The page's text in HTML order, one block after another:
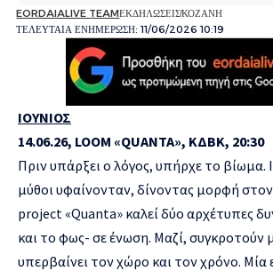
ΤΕΛΕΥΤΑΙΑ ΕΝΗΜΕΡΩΣΗ: 11/06/2026 10:19
EORDAIALIVE TEAMΕΚΔΗΛΩΣΕΙΣΚΟΖΑΝΗ
ΙΟΥΝΙΟΣ
14.06.26, LOOM «QUANTA», ΚΔΒΚ, 20:30
Πριν υπάρξει ο λόγος, υπήρχε το βίωμα.
μύθοι υφαίνονταν, δίνοντας μορφή
project «Quanta» καλεί δύο αρχέτυπες
και το φως- σε ένωση. Μαζί, συγκροτούν
υπερβαίνει τον χώρο και τον χρόνο. Μία